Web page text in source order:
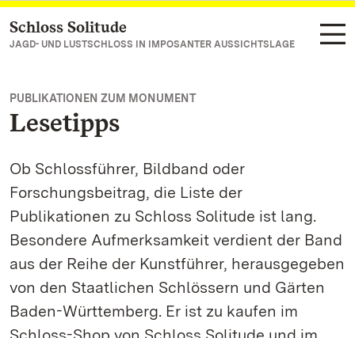
Zum Hauptinhalt springen
Schloss Solitude
JAGD- UND LUSTSCHLOSS IN IMPOSANTER AUSSICHTSLAGE
PUBLIKATIONEN ZUM MONUMENT
Lesetipps
Ob Schlossführer, Bildband oder
Forschungsbeitrag, die Liste der
Publikationen zu Schloss Solitude ist lang.
Besondere Aufmerksamkeit verdient der Band
aus der Reihe der Kunstführer, herausgegeben
von den Staatlichen Schlössern und Gärten
Baden-Württemberg. Er ist zu kaufen im